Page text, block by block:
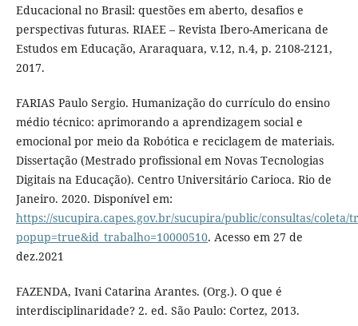
Educacional no Brasil: questões em aberto, desafios e
perspectivas futuras. RIAEE – Revista Ibero-Americana de
Estudos em Educação, Araraquara, v.12, n.4, p. 2108-2121,
2017.
FARIAS Paulo Sergio. Humanização do currículo do ensino
médio técnico: aprimorando a aprendizagem social e
emocional por meio da Robótica e reciclagem de materiais.
Dissertação (Mestrado profissional em Novas Tecnologias
Digitais na Educação). Centro Universitário Carioca. Rio de
Janeiro. 2020. Disponível em:
https://sucupira.capes.gov.br/sucupira/public/consultas/coleta/
popup=true&id_trabalho=10000510. Acesso em 27 de
dez.2021
FAZENDA, Ivani Catarina Arantes. (Org.). O que é
interdisciplinaridade? 2. ed. São Paulo: Cortez, 2013.